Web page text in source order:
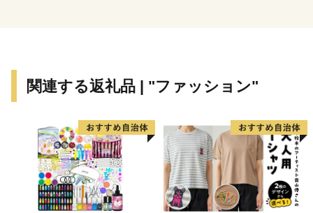
関連する返礼品 | "ファッション"